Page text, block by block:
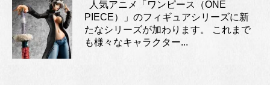
人気アニメ「ワンピース（ONE
PIECE）」のフィギュアシリーズに新
たなシリーズが加わります。 これまで
も様々なキャラクター...